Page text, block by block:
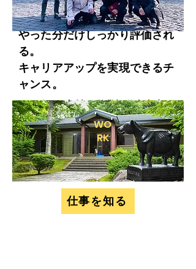
が日本の経済を活性化する起爆剤に
なると考えます。なぜなら、日本は
世界一安全かつ、高品質な食料を創
ることに長けているからです。
ではなぜ、農業は斜陽産業と呼ばれ
るのでしょう。それは、日本に根付
な理由です。「安全」「安心」がさ
まざまな分野で最も重要視されるこ
とが予想されるこれからの時代。農
業を企業が事業として展開すること
で大規模生産が可能となり、日本の
農畜産物が国際市場において高く評
価されることが予想されます。いわ
ば、日本は農業大国として確固たる
​やった分だけしっかり評価され
る。
キャリアアップを実現できるチ
ャンス。
​2006年1月入社 営業部道東支店
営業統括
​岩手県立盛岡農業高校生物工学部卒
環境に優しい商材を取り扱い、畜産
業という1つの業界、
そしてお客様へ貢献している実感
弊社が取り扱っている商品は家畜用
WO
RK​
仕事を知る